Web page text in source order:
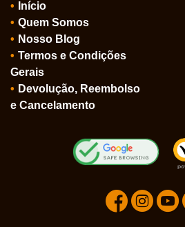
Início
Quem Somos
Nosso Blog
Termos e Condições
Gerais
Devolução, Reembolso
e Cancelamento